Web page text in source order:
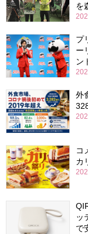
を
プ
ー
ン
外
コ
カ
ッ
で